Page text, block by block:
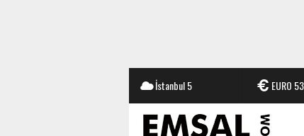
İstanbul5 EURO